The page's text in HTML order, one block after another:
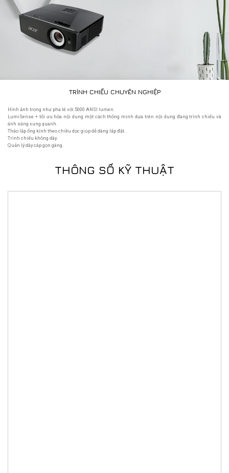
TRÌNH CHIẾU CHUYÊN NGHIỆP
Hình ảnh trong như pha lê với 5000 ANSI lumen.
LumiSense + tối ưu hóa nội dung một cách thông minh dựa trên nội dung đang trình chiếu và
ánh sáng xung quanh.
Tháo lắp ống kính theo chiều dọc giúp dễ dàng lắp đặt.
Trình chiếu không dây.
Quản lý dây cáp gọn gàng.
THÔNG SỐ KỸ THUẬT